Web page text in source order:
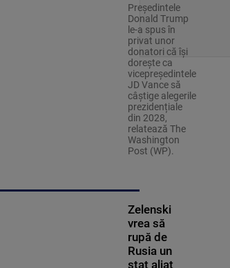
Președintele
Donald Trump
le-a spus în
privat unor
donatori că își
dorește ca
vicepreședintele
JD Vance să
câștige alegerile
prezidențiale
din 2028,
relatează The
Washington
Post (WP).
Zelenski
vrea să
rupă de
Rusia un
stat aliat